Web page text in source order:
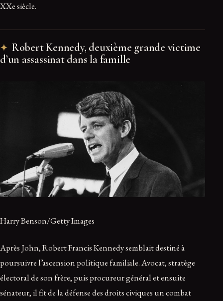
XXe siècle.
Robert Kennedy, deuxième grande victime
d’un assassinat dans la famille
Harry Benson/Getty Images
Après John, Robert Francis Kennedy semblait destiné à
poursuivre l’ascension politique familiale. Avocat, stratège
électoral de son frère, puis procureur général et ensuite
sénateur, il fit de la défense des droits civiques un combat